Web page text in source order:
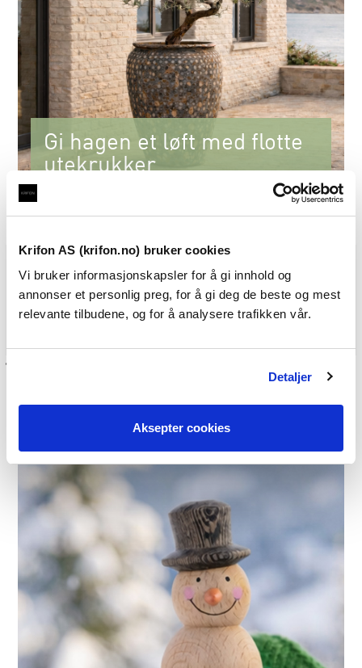
Krifon AS (krifon.no) bruker cookies
Vi bruker informasjonskapsler for å gi innhold og
annonser et personlig preg, for å gi deg de beste og mest
relevante tilbudene, og for å analysere trafikken vår.
Detaljer
Aksepter cookies
Gi hagen et løft med flotte
utekrukker